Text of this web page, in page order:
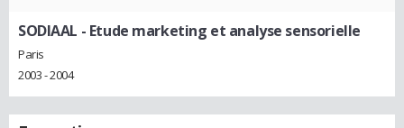
SODIAAL - Etude marketing et analyse sensorielle
Paris
2003 - 2004